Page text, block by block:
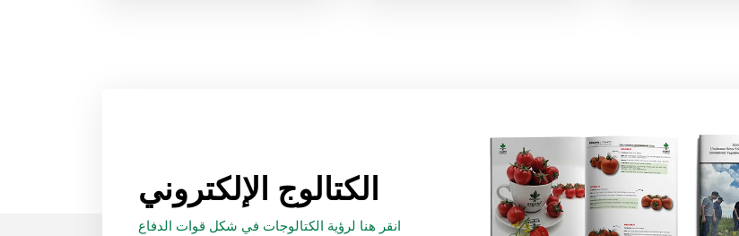
الكتالوج الإلكتروني
انقر هنا لرؤية الكتالوجات في شكل قوات الدفاع